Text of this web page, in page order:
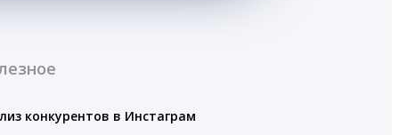
конкурентов в Инстаграм